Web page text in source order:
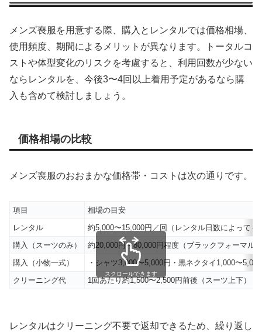
メンズ喪服を用意する際、購入とレンタルでは価格相場、
使用頻度、期間によるメリットが異なります。トータルコ
ストや体型変化のリスクを考慮すると、利用回数が少ない
ならレンタルを、今後3〜4回以上着用予定があるなら購
入も含めて検討しましょう。
価格相場の比較
メンズ喪服のおおまかな価格帯・コストは次の通りです。
項目
相場の目安
レンタル
約5,000〜15,000円／回（レンタル日数によっても
購入（スーツのみ）
約20,000円～80,000円程度（ブラックフォーマル）
購入（小物一式）
・シャツ3,000〜5,000円・黒ネクタイ1,000〜
クリーニング代
1回あたり約1,500〜2,500円前後（スーツ上下）
スクロールできます
レンタルはクリーニング不要で返却できるため、繰り返し